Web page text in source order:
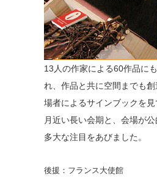
13人の作家による60作品に
れ、作品と共に空間までも
場者によるサインブックを
月近い長い会期と、会場が
多大な注目をあびました。
後援：フランス大使館